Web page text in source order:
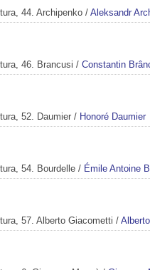
44. Archipenko / Aleksandr
46. Brancusi / Constantin
52. Daumier / Honoré Daumier
54. Bourdelle / Émile Antoine
57. Alberto Giacometti /